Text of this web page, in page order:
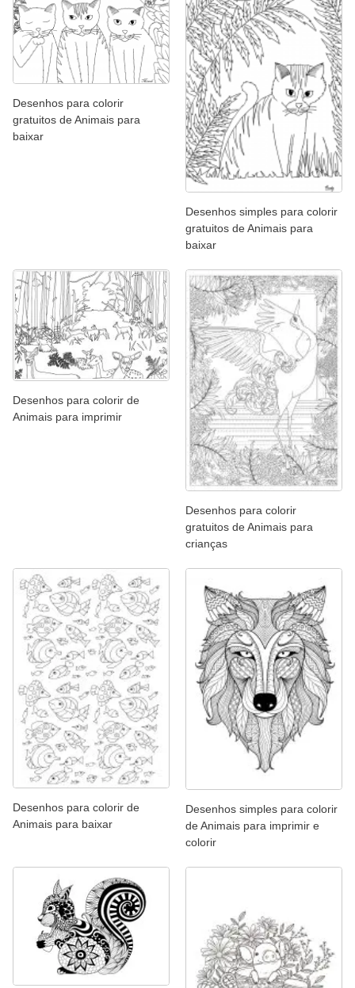
Desenhos para colorir
gratuitos de Animais para
baixar
Desenhos simples para colorir
gratuitos de Animais para
baixar
Desenhos para colorir de
Animais para imprimir
Desenhos para colorir
gratuitos de Animais para
crianças
Desenhos para colorir de
Animais para baixar
Desenhos simples para colorir
de Animais para imprimir e
colorir